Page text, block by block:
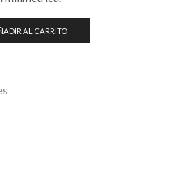
AL CARRITO